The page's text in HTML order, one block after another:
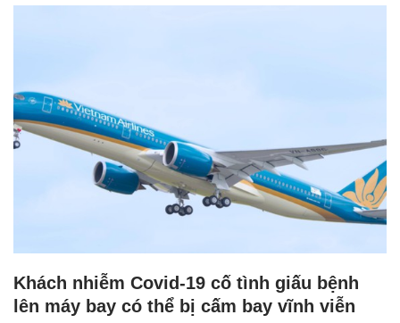
Khách nhiễm Covid-19 cố tình giấu bệnh
lên máy bay có thể bị cấm bay vĩnh viễn